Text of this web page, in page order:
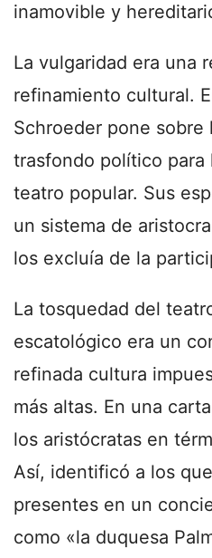
inamovible y
La vulgaridad era una
refinamiento cultural.
Schroeder pone sobre
trasfondo político para
teatro popular. Sus
un sistema de
los excluía de la
La tosquedad del
escatológico era un
refinada cultura
más altas.​ En una
los aristócratas en
Así, identificó a los
presentes en un
como «la duquesa